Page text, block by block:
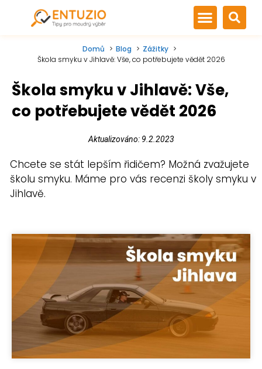
Domů Blog
Zážitky
Škola smyku v Jihlavě: Vše, co potřebujete vědět 2026
Škola smyku v Jihlavě: Vše,
co potřebujete vědět 2026
Aktualizováno: 9.2.2023
Chcete se stát lepším řidičem? Možná zvažujete
školu smyku. Máme pro vás recenzi školy smyku v
Jihlavě.